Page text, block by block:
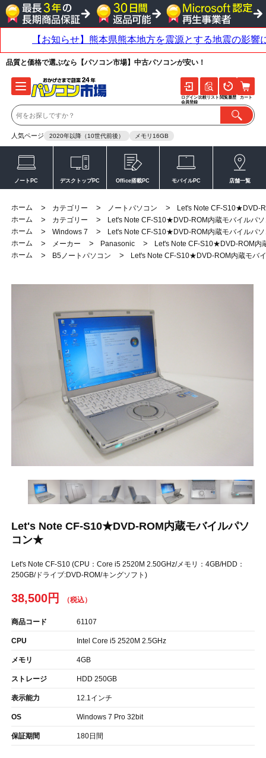
品質と価格で選ぶなら【パソコン市場】中古パソコンが安い！
人気ページ 2020年以降（10世代前後） メモリ16GB
ログイン
会員登録
比較リスト 閲覧履歴 カート
ノートPC デスクトップPC Office搭載PC モバイルPC 店舗一覧
ホーム > カテゴリー > ノートパソコン >
Let's Note CF-S10★DVD-
ホーム
> カテゴリー >
Let's Note CF-S10★DVD-ROM内蔵モバイルパ
ホーム
> Windows 7 >
Let's Note CF-S10★DVD-ROM内蔵モバイルパ
ホーム
> メーカー > Panasonic >
Let's Note CF-S10★DVD-ROM内
ホーム
> B5ノートパソコン > Let's Note CF-S10★DVD-ROM内蔵モバ
Let's Note CF-S10★DVD-ROM内蔵モバイルパソ
コン★
Let's Note CF-S10 (CPU：Core i5 2520M 2.50GHz/メモリ：4GB/HDD：
250GB/ドライブ:DVD-ROM/キングソフト)
38,500円
商品コード 61107
CPU Intel Core i5 2520M 2.5GHz
メモリ 4GB
ストレージ HDD 250GB
表示能力 12.1インチ
OS Windows 7 Pro 32bit
保証期間 180日間